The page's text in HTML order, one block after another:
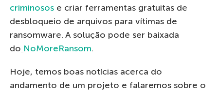
criminosos e criar ferramentas gratuitas de
desbloqueio de arquivos para vítimas de
ransomware. A solução pode ser baixada
do NoMoreRansom.
Hoje, temos boas notícias acerca do
andamento de um projeto e falaremos sobre o